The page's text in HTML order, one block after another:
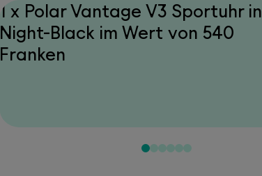
1 x Polar Vantage V3 Sportuhr in
Night-Black im Wert von 540
Franken